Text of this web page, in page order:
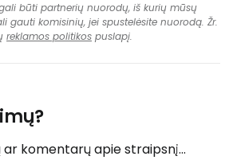
būti partnerių nuorodų, iš kurių mūsų
gauti komisinių, jei spustelėsite nuorodą. Žr.
reklamos politikos puslapį.
komentarų apie straipsnį...